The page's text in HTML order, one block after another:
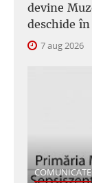
devine
deschide
7 aug 2026
COMUNICATE